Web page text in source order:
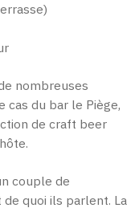
nombreuses
cas du bar le Piège,
de craft beer
couple de
quoi ils parlent. La